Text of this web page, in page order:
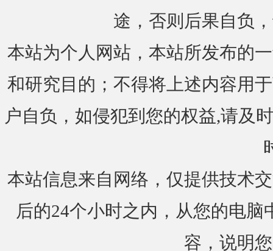
途，否则后果自负
本站为个人网站，本站所发布的
和研究目的；不得将上述内容用
户自负，如侵犯到您的权益,请及
本站信息来自网络，仅提供技术
后的24个小时之内，从您的电
容，说明